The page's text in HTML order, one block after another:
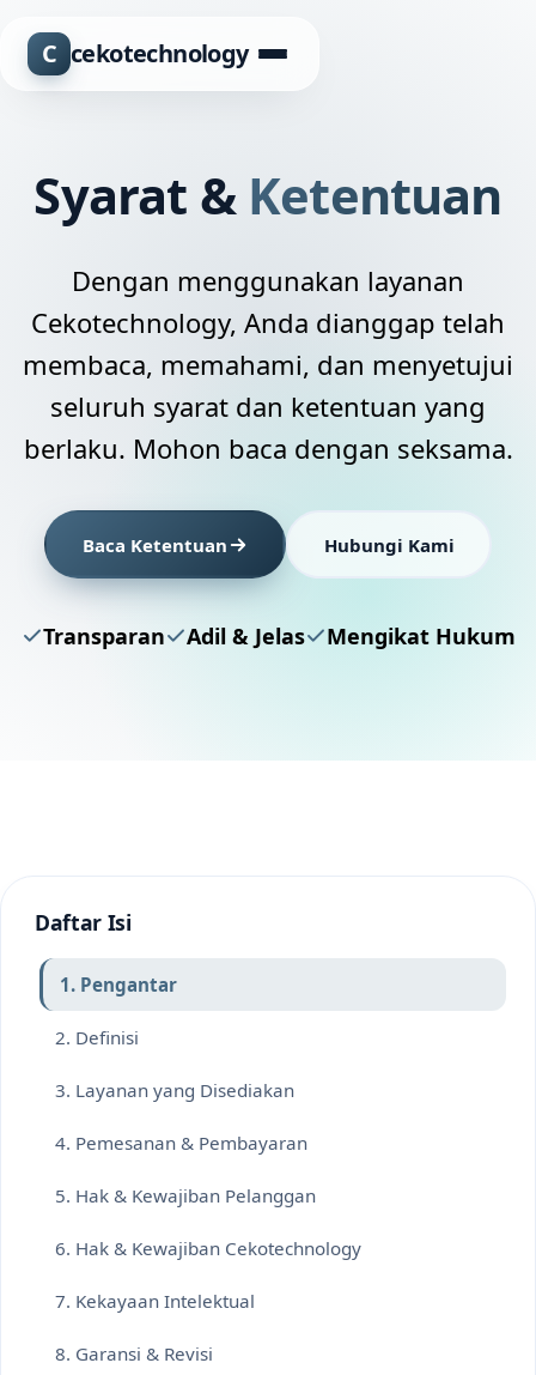
C cekotechnology
Syarat & Ketentuan
Dengan menggunakan layanan
Cekotechnology, Anda dianggap telah
membaca, memahami, dan menyetujui
seluruh syarat dan ketentuan yang
berlaku. Mohon baca dengan seksama.
Baca Ketentuan Hubungi Kami
Transparan Adil & Jelas Mengikat Hukum
Daftar Isi
1. Pengantar
2. Definisi
3. Layanan yang Disediakan
4. Pemesanan & Pembayaran
5. Hak & Kewajiban Pelanggan
6. Hak & Kewajiban Cekotechnology
7. Kekayaan Intelektual
8. Garansi & Revisi